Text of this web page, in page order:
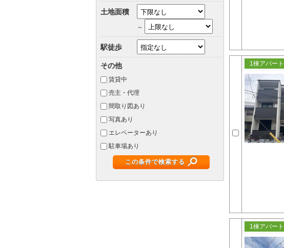
1棟アパート
1棟アパート
土地面積
～
駅徒歩
その他
賃貸中
売主・代理
間取り図あり
写真あり
エレベーターあり
駐車場あり
この条件で検索する